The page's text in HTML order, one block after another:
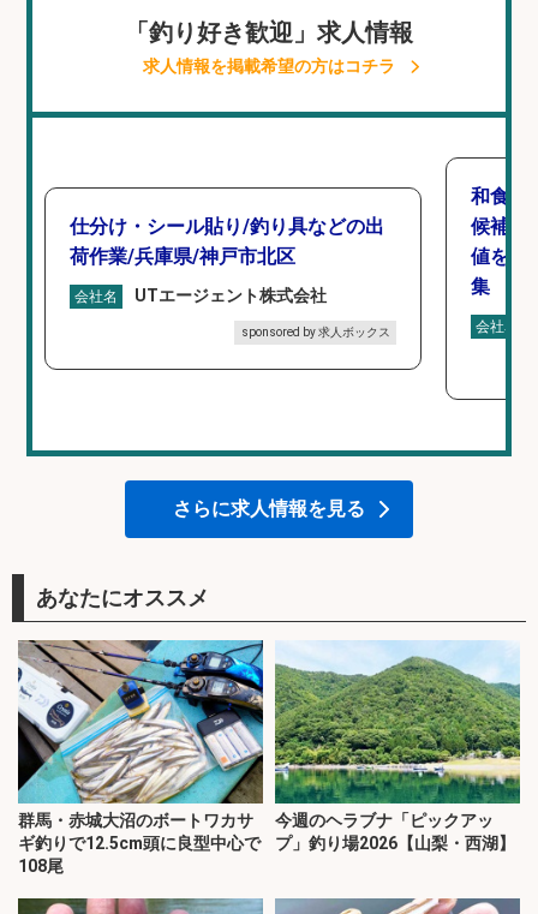
「釣り好き歓迎」求人情報
求人情報を掲載希望の方はコチラ
仕分け・シール貼り/釣り具などの出
荷作業/兵庫県/神戸市北区
会社名 UTエージェント株式会社
sponsored by 求人ボックス
和食,
候補/
値を上
集
会社名
さらに求人情報を見る
あなたにオススメ
群馬・赤城大沼のボートワカサ
ギ釣りで12.5cm頭に良型中心で
108尾
今週のヘラブナ「ピックアッ
プ」釣り場2026【山梨・西湖】